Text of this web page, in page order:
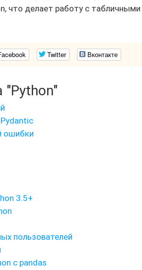
что делает работу с
Twitter Вконтакте
"Python"
ошибки
3.5+
пользователей
с pandas